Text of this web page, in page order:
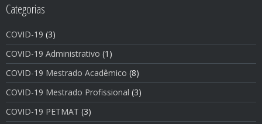
Categorias
COVID-19 (3)
COVID-19 Administrativo (1)
COVID-19 Mestrado Acadêmico (8)
COVID-19 Mestrado Profissional (3)
COVID-19 PETMAT (3)